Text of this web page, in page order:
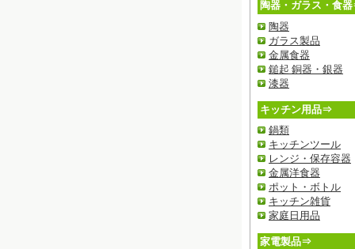
陶器・ガラス・食
陶器
ガラス製品
金属食器
鎚起 銅器・銀器
漆器
キッチン用品⇒
鍋類
キッチンツール
レンジ・保存容器
金属洋食器
ポット・ボトル
キッチン雑貨
家庭日用品
家電製品⇒